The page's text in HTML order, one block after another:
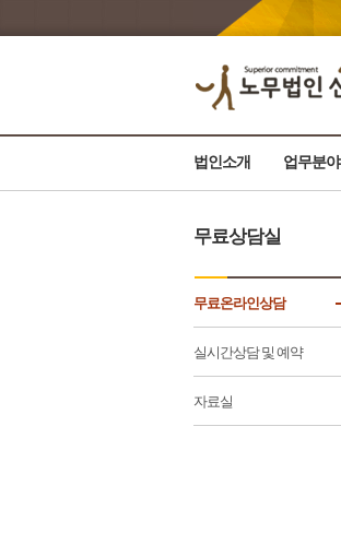
법인소개 업무분야
무료상담실
무료온라인상담
실시간상담 및 예약
자료실